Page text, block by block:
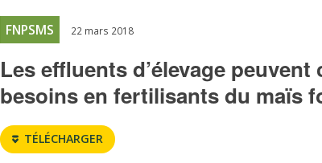
FNPSMS 22 mars 2018
Les effluents d’élevage
besoins en fertilisants du maïs
TÉLÉCHARGER